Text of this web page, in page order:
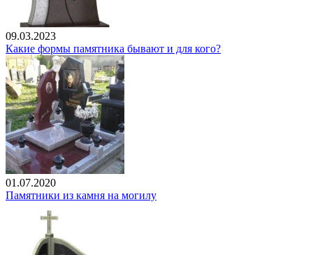
09.03.2023
Какие формы памятника бывают и для кого?
01.07.2020
Памятники из камня на могилу